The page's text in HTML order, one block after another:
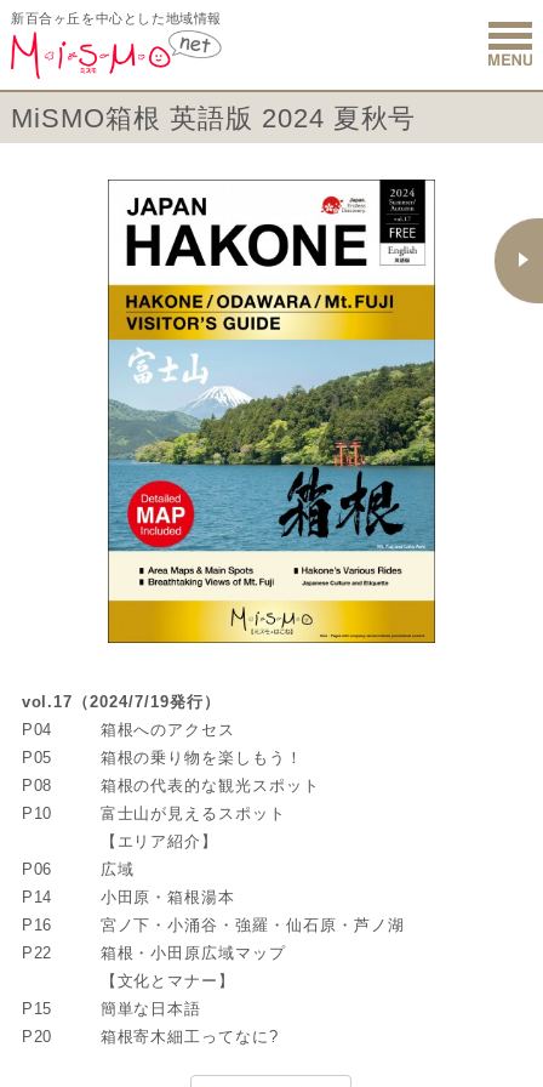
新百合ヶ丘を中心とした地域情報
新百合ヶ
MiSMO箱根 英語版 2024 夏秋号
vol.17（2024/7/19発行）
P04
箱根へのアクセス
P05
箱根の乗り物を楽しもう！
P08
箱根の代表的な観光スポット
P10
富士山が見えるスポット
【エリア紹介】
P06
P14
広域
小田原・箱根湯本
P16
宮ノ下・小涌谷・強羅・仙石原・芦ノ湖
P22
箱根・小田原広域マップ
【文化とマナー】
P15
簡単な日本語
P20
箱根寄木細工ってなに?